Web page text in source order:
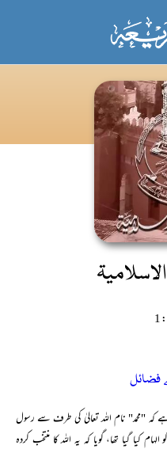
فضائل
کہ "محمد" نام اللہ تعالیٰ کی طرف سے رسول
کیا گیا تھا، گویا کہ یہ اللہ کا منتخب کردہ